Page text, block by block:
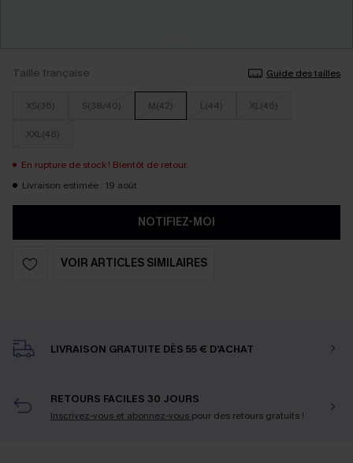
Taille française Guide des tailles
XS(36) S(38/40) M(42) L(44) XL(46)
XXL(48)
En rupture de stock ! Bientôt de retour.
Livraison estimée : 19 août
NOTIFIEZ-MOI
VOIR ARTICLES SIMILAIRES
LIVRAISON GRATUITE DÈS 55 € D'ACHAT
RETOURS FACILES 30 JOURS
Inscrivez-vous et abonnez-vous pour des retours gratuits !